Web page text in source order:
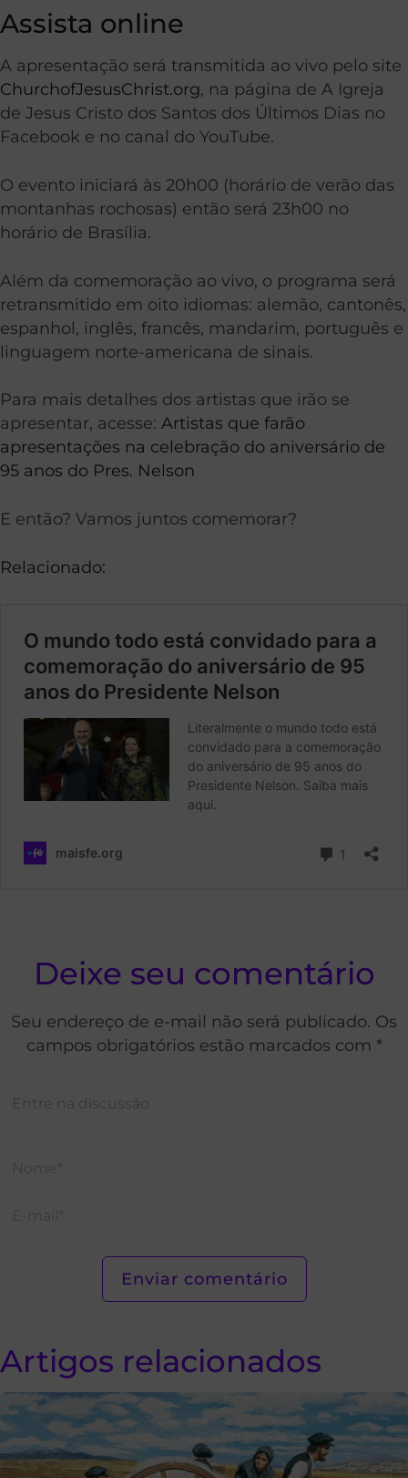
Assista online
A apresentação será transmitida ao vivo pelo site
ChurchofJesusChrist.org, na página de A Igreja
de Jesus Cristo dos Santos dos Últimos Dias no
Facebook e no canal do YouTube.
O evento iniciará às 20h00 (horário de verão das
montanhas rochosas) então será 23h00 no
horário de Brasília.
Além da comemoração ao vivo, o programa será
retransmitido em oito idiomas: alemão, cantonês,
espanhol, inglês, francês, mandarim, português e
linguagem norte-americana de sinais.
Para mais detalhes dos artistas que irão se
apresentar, acesse: Artistas que farão
apresentações na celebração do aniversário de
95 anos do Pres. Nelson
E então? Vamos juntos comemorar?
Relacionado:
Deixe seu comentário
Seu endereço de e-mail não será publicado. Os
campos obrigatórios estão marcados com *
Artigos relacionados